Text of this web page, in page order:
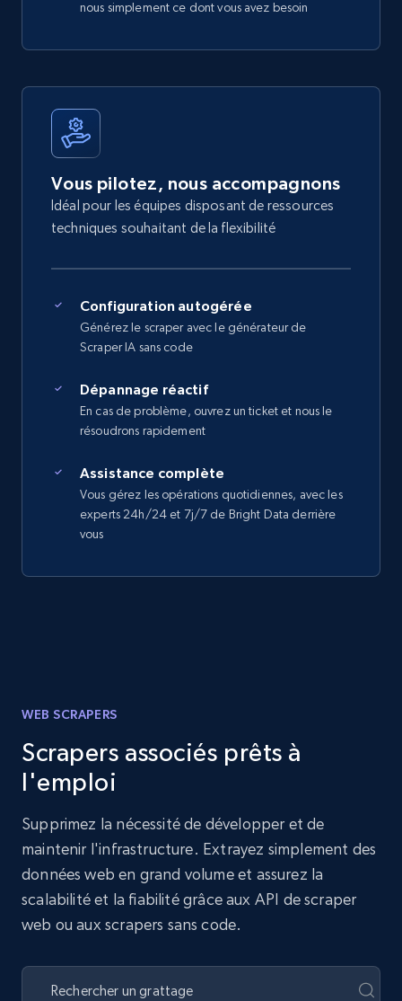
nous simplement ce dont vous avez besoin
Vous pilotez, nous accompagnons
Idéal pour les équipes disposant de ressources
techniques souhaitant de la flexibilité
Configuration autogérée
Générez le scraper avec le générateur de
Scraper IA sans code
Dépannage réactif
En cas de problème, ouvrez un ticket et nous le
résoudrons rapidement
Assistance complète
Vous gérez les opérations quotidiennes, avec les
experts 24h/24 et 7j/7 de Bright Data derrière
vous
WEB SCRAPERS
Scrapers associés prêts à
l'emploi
Supprimez la nécessité de développer et de
maintenir l'infrastructure. Extrayez simplement des
données web en grand volume et assurez la
scalabilité et la fiabilité grâce aux API de scraper
web ou aux scrapers sans code.